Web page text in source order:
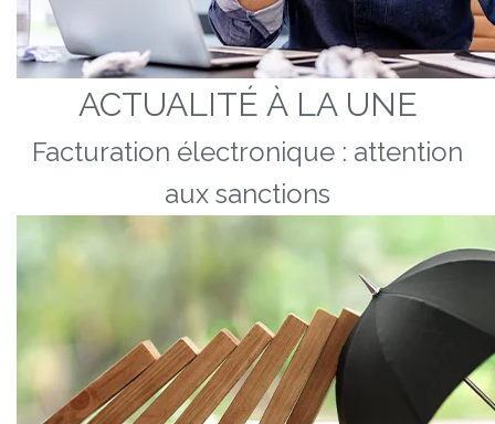
ACTUALITÉ À LA UNE
Facturation électronique : attention
aux sanctions